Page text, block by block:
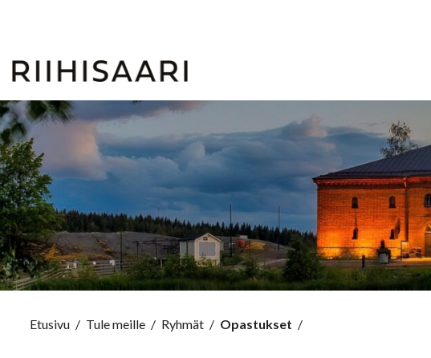
Etusivu / Tule meille / Ryhmät / Opastukset /